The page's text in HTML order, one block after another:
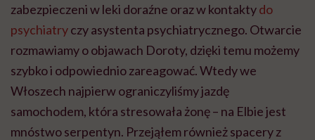
zabezpieczeni w leki doraźne oraz w kontaktydo
psychiatryczy asystenta psychiatrycznego. Otwarcie
rozmawiamy o objawach Doroty, dzięki temu możemy
szybko i odpowiednio zareagować. Wtedy we
Włoszech najpierw ograniczyliśmy jazdę
samochodem, która stresowała żonę – na Elbie jest
mnóstwo serpentyn. Przejąłem również spacery z